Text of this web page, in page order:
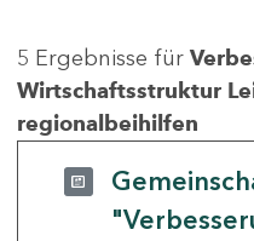
5 Ergebnisse für
Wirtschaftsstruktur
regionalbeihilfen